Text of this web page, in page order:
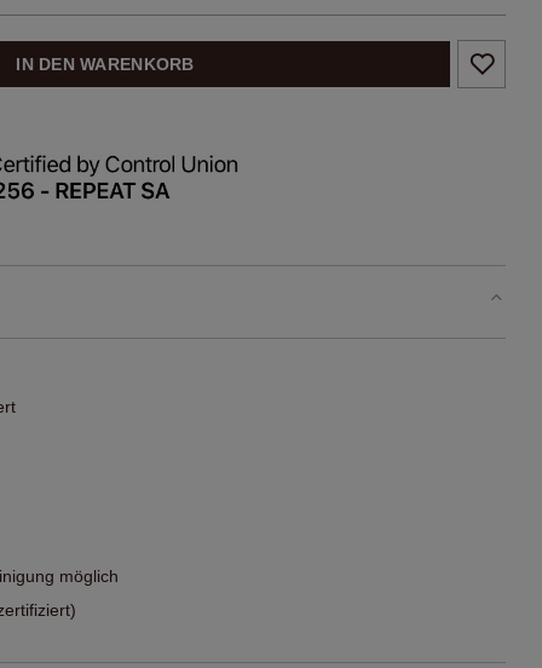
IN DEN WARENKORB
möglich